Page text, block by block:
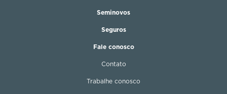
Seminovos
Seguros
Fale conosco
Contato
Trabalhe conosco